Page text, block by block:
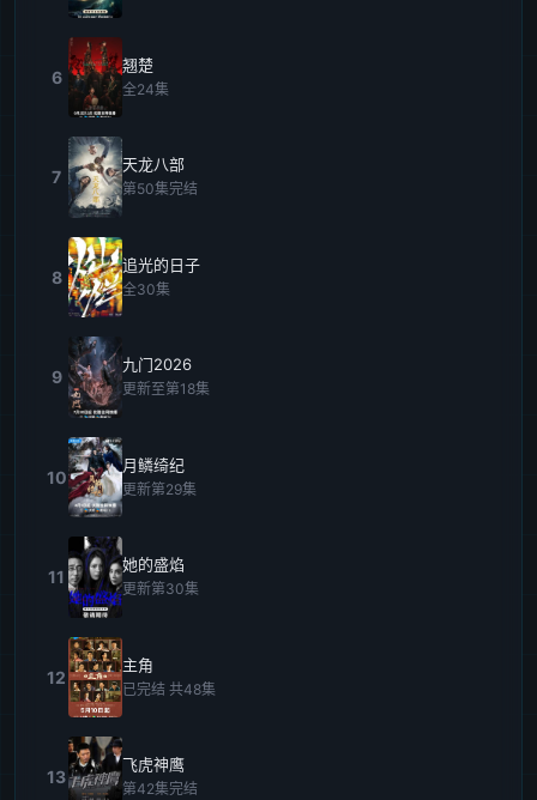
6
翘楚
全24集
7
天龙八部
第50集完结
8
追光的日子
全30集
9
九门2026
更新至第18集
10
月鳞绮纪
更新第29集
11
她的盛焰
更新第30集
12
主角
已完结 共48集
13
飞虎神鹰
第42集完结